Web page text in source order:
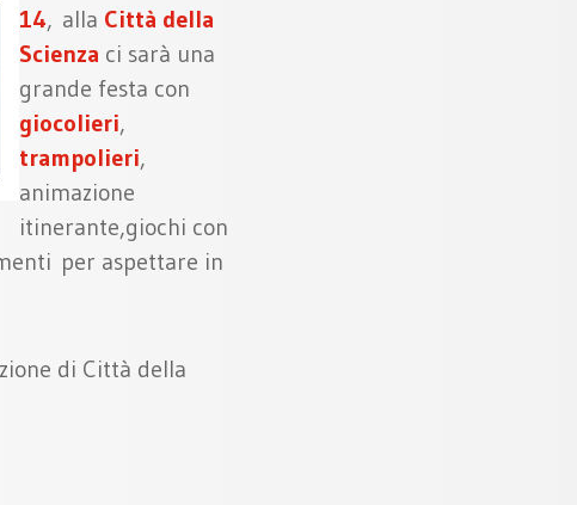
14, alla Città della
Scienza ci sarà una
grande festa con
giocolieri,
trampolieri,
animazione
itinerante,giochi con
per aspettare in
di Città della